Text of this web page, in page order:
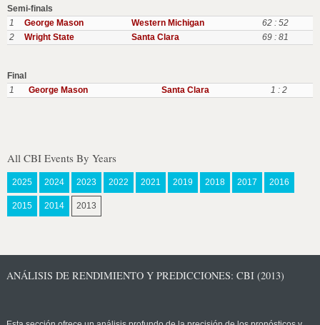
Semi-finals
1
George Mason Western Michigan
62 : 52
2
Wright State Santa Clara 69 : 81
Final
1
George Mason Santa Clara 1 : 2
All CBI Events By Years
2025 2024 2023 2022 2021 2019 2018 2017 2016
2015 2014 2013
ANÁLISIS DE RENDIMIENTO Y PREDICCIONES: CBI (2013)